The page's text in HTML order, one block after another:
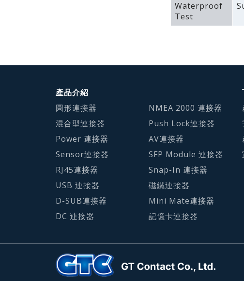
Waterproof
Test
產品介紹
圓形連接器
混合型連接器
Power 連接器
Sensor連接器
RJ45連接器
USB 連接器
D-SUB連接器
DC 連接器
NMEA 2000 連接器
Push Lock連接器
AV連接器
SFP Module 連接器
Snap-In 連接器
磁鐵連接器
Mini Mate連接器
記憶卡連接器